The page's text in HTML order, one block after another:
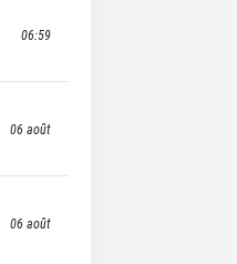
06:59
06 août
06 août